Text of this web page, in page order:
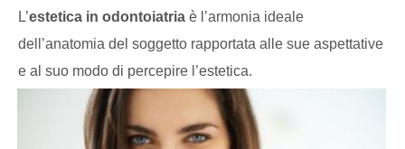
L’estetica in odontoiatria è l’armonia ideale
dell’anatomia del soggetto rapportata alle sue aspettative
e al suo modo di percepire l’estetica.